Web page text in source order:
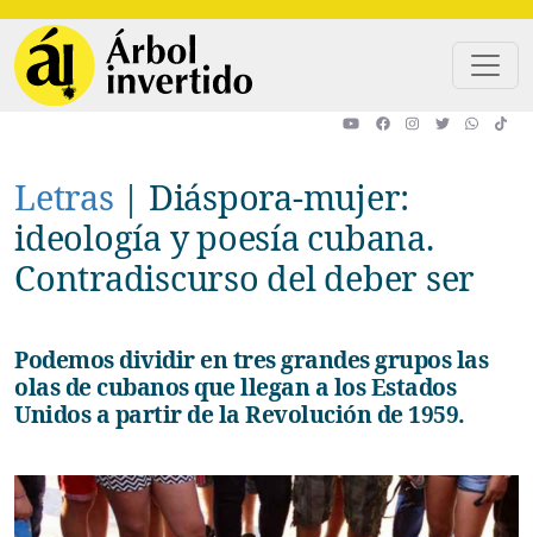
Letras | Diáspora-mujer:
ideología y poesía cubana.
Contradiscurso del deber ser
Podemos dividir en tres grandes grupos las
olas de cubanos que llegan a los Estados
Unidos a partir de la Revolución de 1959.